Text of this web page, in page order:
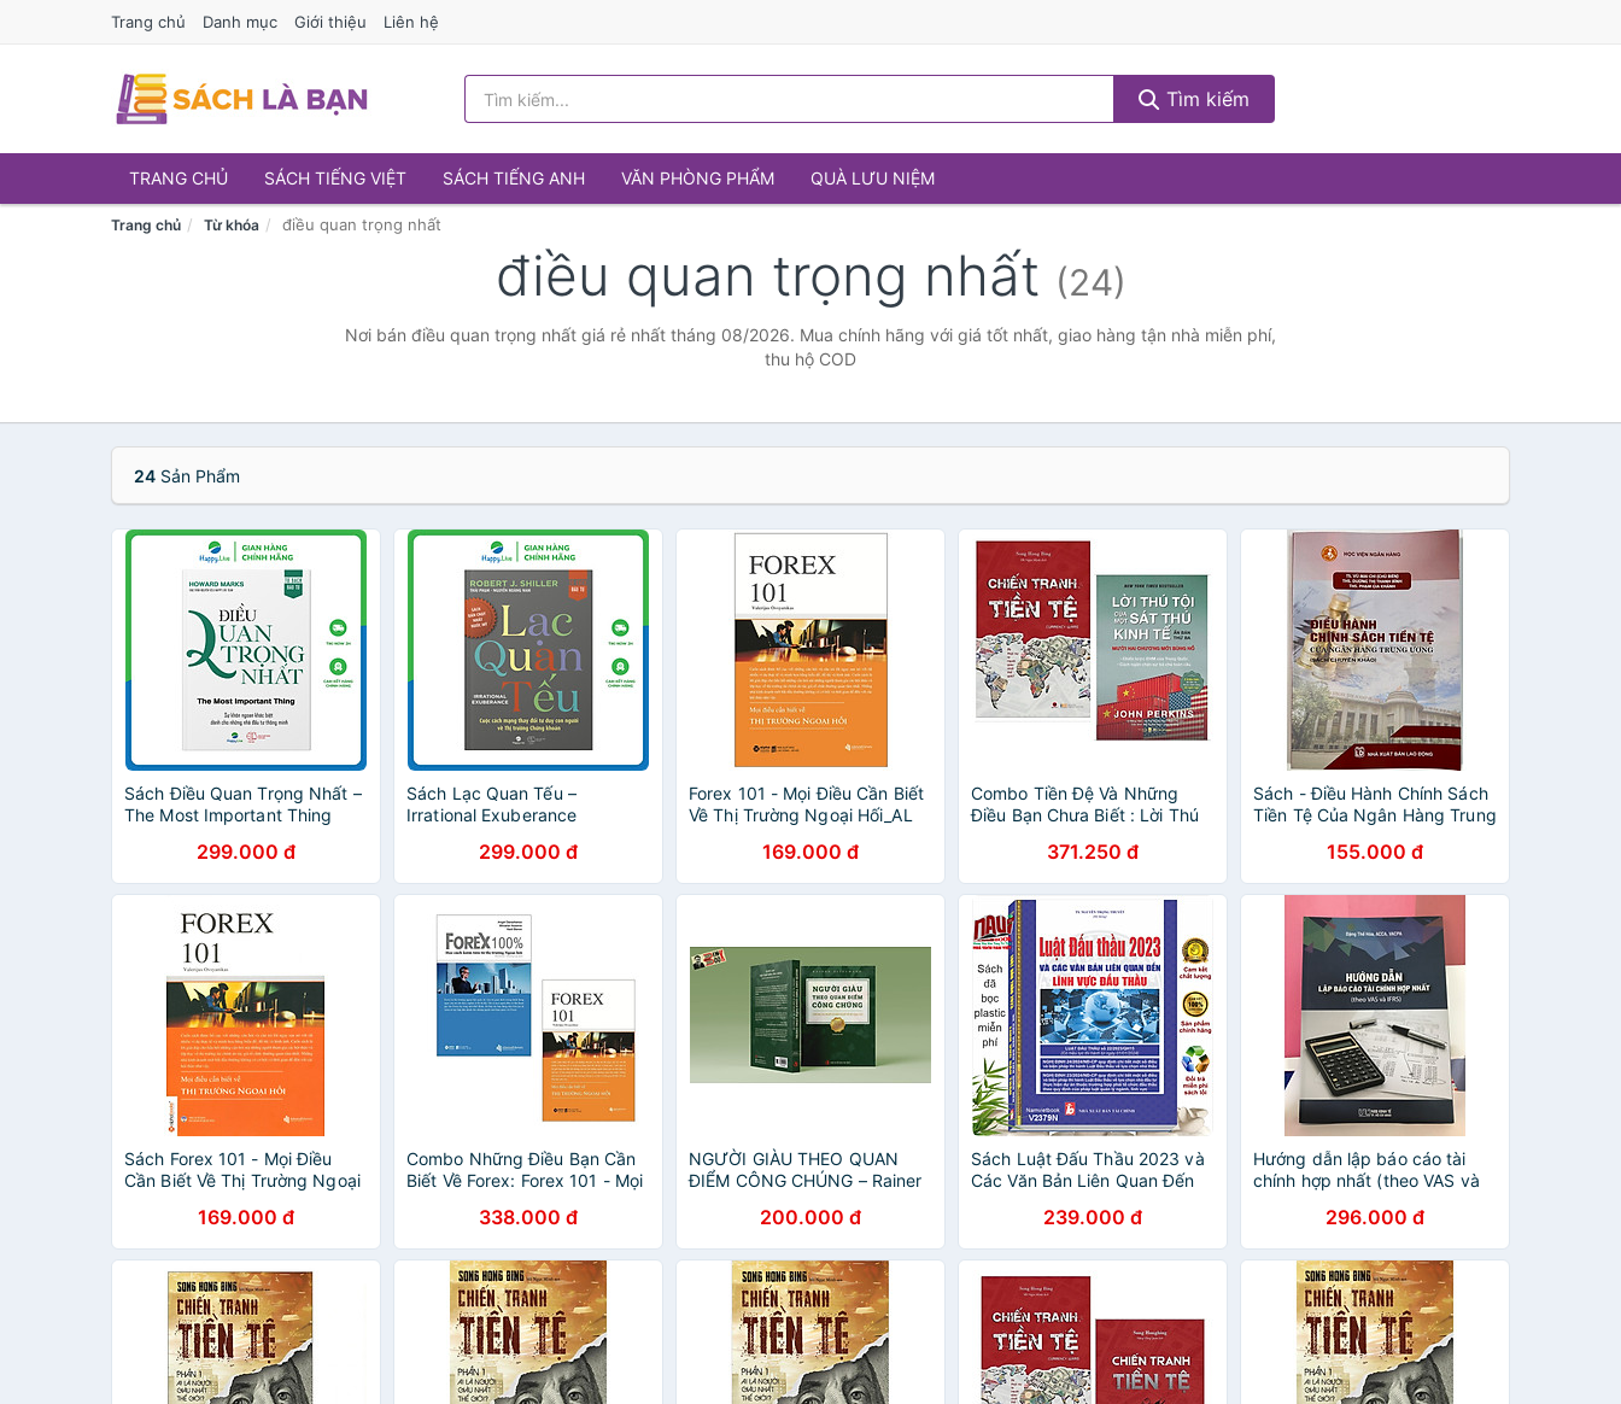
Trang chủ Danh mục Giới thiệu Liên hệ
Tìm kiếm
TRANG CHỦ SÁCH TIẾNG VIỆT SÁCH TIẾNG ANH VĂN PHÒNG PHẨM QUÀ LƯU NIỆM
Trang chủ Từ khóa điều quan trọng nhất
điều quan trọng nhất (24)
Nơi bán điều quan trọng nhất giá rẻ nhất tháng 08/2026. Mua chính hãng với giá tốt nhất, giao hàng tận nhà miễn phí,
thu hộ COD
24 Sản Phẩm
Sách Điều Quan Trọng Nhất –
The Most Important Thing
299.000 đ
Sách Lạc Quan Tếu –
Irrational Exuberance
299.000 đ
Forex 101 - Mọi Điều Cần Biết
Về Thị Trường Ngoại Hối_AL
169.000 đ
Combo Tiền Đệ Và Những
Điều Bạn Chưa Biết : Lời Thú
Chiến Tranh Tiền Tệ - Ai Thực
Sự Là Người Giàu Nhất Thế
Giới ( Tặng Kèm Bookmark
Thiết Kế )
371.250 đ
Sách - Điều Hành Chính Sách
Tiền Tệ Của Ngân Hàng Trung
155.000 đ
Sách Forex 101 - Mọi Điều
Cần Biết Về Thị Trường Ngoại
169.000 đ
Combo Những Điều Bạn Cần
Biết Về Forex: Forex 101 - Mọi
Ngoại Hối + Forex 100% - Học
Cách Kiếm Tiền Trên Thị
Trường
338.000 đ
NGƯỜI GIÀU THEO QUAN
ĐIỂM CÔNG CHÚNG – Rainer
200.000 đ
Sách Luật Đấu Thầu 2023 và
Các Văn Bản Liên Quan Đến
239.000 đ
Hướng dẫn lập báo cáo tài
chính hợp nhất (theo VAS và
296.000 đ